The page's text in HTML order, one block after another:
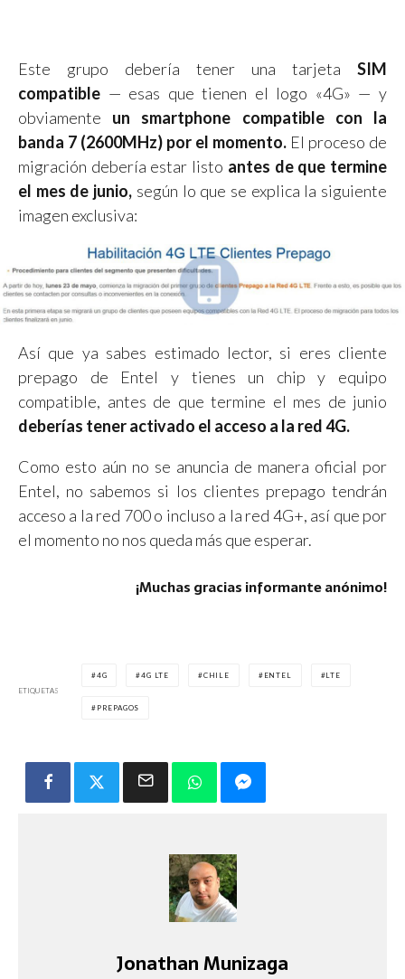
Este grupo debería tener una tarjeta SIM
compatible — esas que tienen el logo «4G» — y
obviamente un smartphone compatible con la
banda 7 (2600MHz) por el momento. El proceso de
migración debería estar listo antes de que termine
el mes de junio, según lo que se explica la siguiente
imagen exclusiva:
Así que ya sabes estimado lector, si eres cliente
prepago de Entel y tienes un chip y equipo
compatible, antes de que termine el mes de junio
deberías tener activado el acceso a la red 4G.
Como esto aún no se anuncia de manera oficial por
Entel, no sabemos si los clientes prepago tendrán
acceso a la red 700 o incluso a la red 4G+, así que por
el momento no nos queda más que esperar.
¡Muchas gracias informante anónimo!
ETIQUETAS
4G 4G LTE CHILE ENTEL LTE
PREPAGOS
Jonathan Munizaga